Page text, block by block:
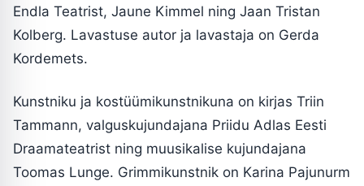
Endla Teatrist, Jaune Kimmel ning Jaan Tristan
Kolberg. Lavastuse autor ja lavastaja on Gerda
Kordemets.
Kunstniku ja kostüümikunstnikuna on kirjas Triin
Tammann, valguskujundajana Priidu Adlas Eesti
Draamateatrist ning muusikalise kujundajana
Toomas Lunge. Grimmikunstnik on Karina Pajunurm